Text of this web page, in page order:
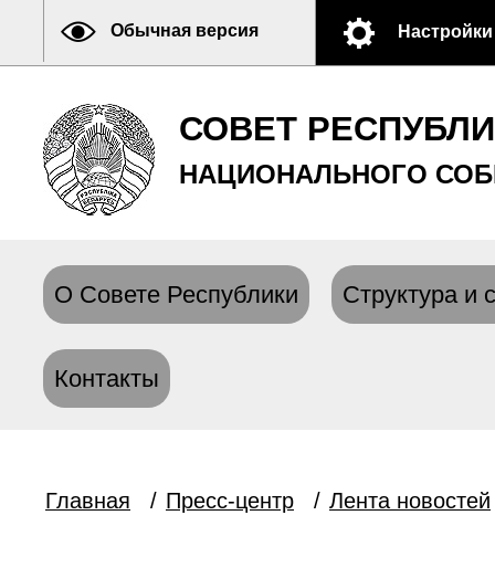
Обычная версия Настройки
СОВЕТ
НАЦИОНАЛЬНОГО
О Совете Республики Структура и
Контакты
Главная / Пресс-центр / Лента новостей